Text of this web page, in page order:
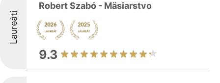
Laureáti
Robert Szabó - Mäsiarstvo
9.3